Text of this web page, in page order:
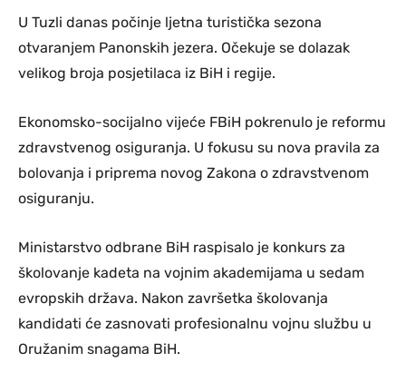
U Tuzli danas počinje ljetna turistička sezona
otvaranjem Panonskih jezera. Očekuje se dolazak
velikog broja posjetilaca iz BiH i regije.
Ekonomsko-socijalno vijeće FBiH pokrenulo je reformu
zdravstvenog osiguranja. U fokusu su nova pravila za
bolovanja i priprema novog Zakona o zdravstvenom
osiguranju.
Ministarstvo odbrane BiH raspisalo je konkurs za
školovanje kadeta na vojnim akademijama u sedam
evropskih država. Nakon završetka školovanja
kandidati će zasnovati profesionalnu vojnu službu u
Oružanim snagama BiH.